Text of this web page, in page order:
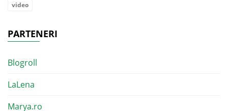
video
PARTENERI
Blogroll
LaLena
Marya.ro